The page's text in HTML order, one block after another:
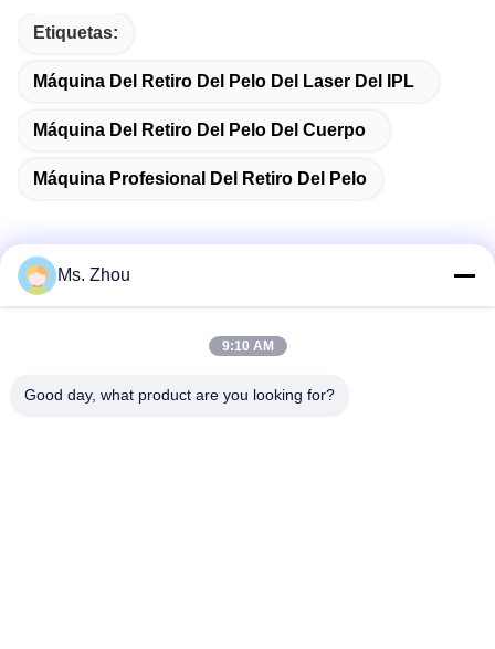
Etiquetas:
Máquina Del Retiro Del Pelo Del Laser Del IPL
Máquina Del Retiro Del Pelo Del Cuerpo
Máquina Profesional Del Retiro Del Pelo
Camino de No.58 Dazhuang, calle de TianGongYuan,
Ms. Zhou
9:10 AM
Good day, what product are you looking for?